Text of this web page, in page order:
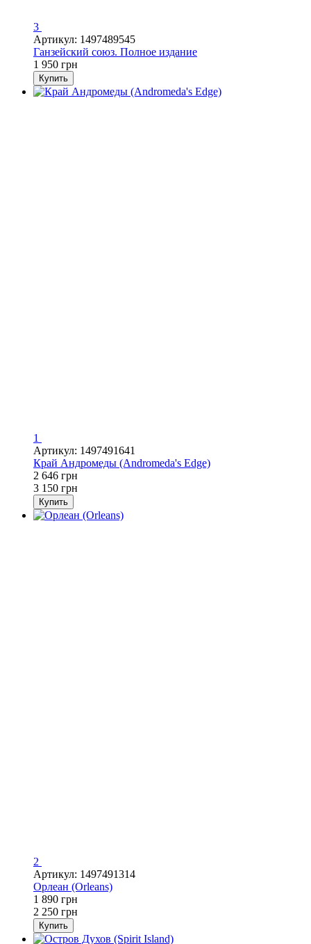
3
Артикул: 1497489545
Ганзейский союз. Полное издание
1 950 грн
Купить
1
Артикул: 1497491641
Край Андромеды (Andromeda's Edge)
2 646 грн
3 150 грн
Купить
2
Артикул: 1497491314
Орлеан (Orleans)
1 890 грн
2 250 грн
Купить